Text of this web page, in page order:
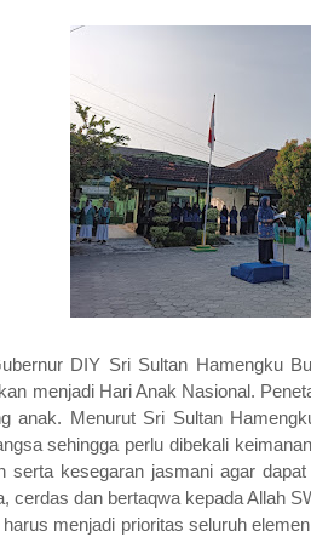
DIY Sri Sultan Hamengku
menjadi Hari Anak Nasional.
anak. Menurut Sri Sultan
sehingga perlu dibekali
serta kesegaran jasmani agar
cerdas dan bertaqwa kepada Allah
menjadi prioritas seluruh